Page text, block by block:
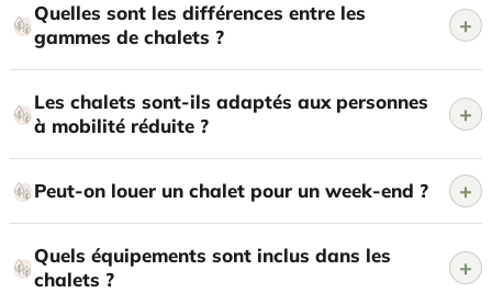
Quelles sont les différences entre les
gammes de chalets ?
Les chalets sont-ils adaptés aux personnes
à mobilité réduite ?
Peut-on louer un chalet pour un week-end ?
Quels équipements sont inclus dans les
chalets ?